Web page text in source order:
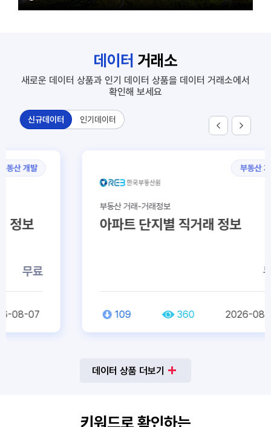
SNS 노출대비 유동인구
데이터 거래소
새로운 데이터 상품과 인기 데이터 상품을 데이터 거래소에서
확인해 보세요
신규데이터 인기데이터
부동산 거래-거래정보
아파트 단지별 직거래 정보
360 2026-08-07
데이터 상품 더보기
키워드로 확인하는